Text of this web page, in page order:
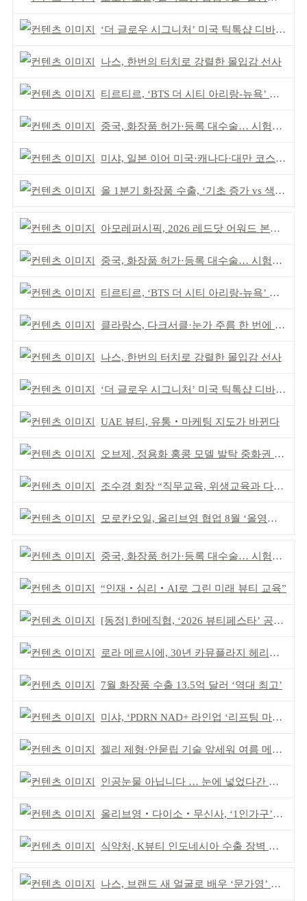
‘더 글로우 시그니처’ 미국 틱톡샵 디바이스 부문 1위
나스, 한번의 터치로 강렬한 몰입감 선사
티르티르, ‘BTS 더 시티 아리랑-뉴욕’ 참여
중국, 화장품 허가·등록 대수술… 시험자료 공용 허용
미샤, 일본 이어 미국·캐나다·대만 코스트코 동시 입점
올 1분기 화장품 수출, ‘기초 증가 vs 색조 감소’
아모레퍼시픽, 2026 레드닷 어워드 본상 2개 수상
중국, 화장품 허가·등록 대수술… 시험자료 공용 허용
티르티르, ‘BTS 더 시티 아리랑-뉴욕’ 참여
클라랑스, 다크서클·눈가 주름 한 번에 더블 케어
나스, 한번의 터치로 강렬한 몰입감 선사
‘더 글로우 시그니처’ 미국 틱톡샵 디바이스 부문 1위
UAE 뷰티, 유통‧마케팅 지도가 바뀐다
오브제, 정용화 홍콩 모델 발탁 중화권 공략 강화
조수경 회장 “직무교육, 위생교육과 다르다”
모로칸오일, 올리브영 협업 8월 ‘올영픽’ 선정
중국, 화장품 허가·등록 대수술… 시험자료 공용 허용
“인재‧심리‧AI로 그린 미래 뷰티 교육”
[동정] 한메직협, ‘2026 뷰티페스타’ 공동 주최
로라 메르시에, 30년 카뮤플라지 헤리티지 담아
7월 화장품 수출 13.5억 달러 ‘역대 최고’
미샤, ‘PDRN NAD+ 라인업 ‘리프팅 마스크’ 출시
젤리 제형·안묻립 기술 앞세워 여름 메이크업 시장 공략
인공눈물 아닙니다 … 눈에 넣었다간 각막 손상
올리브영‧다이소‧무신사, ‘1인가구’가 이끈다
식약처, K뷰티 인도네시아 수출 장벽 완화 성과
나스, 브랜드 새 얼굴로 배우 ‘문가영’ 발탁